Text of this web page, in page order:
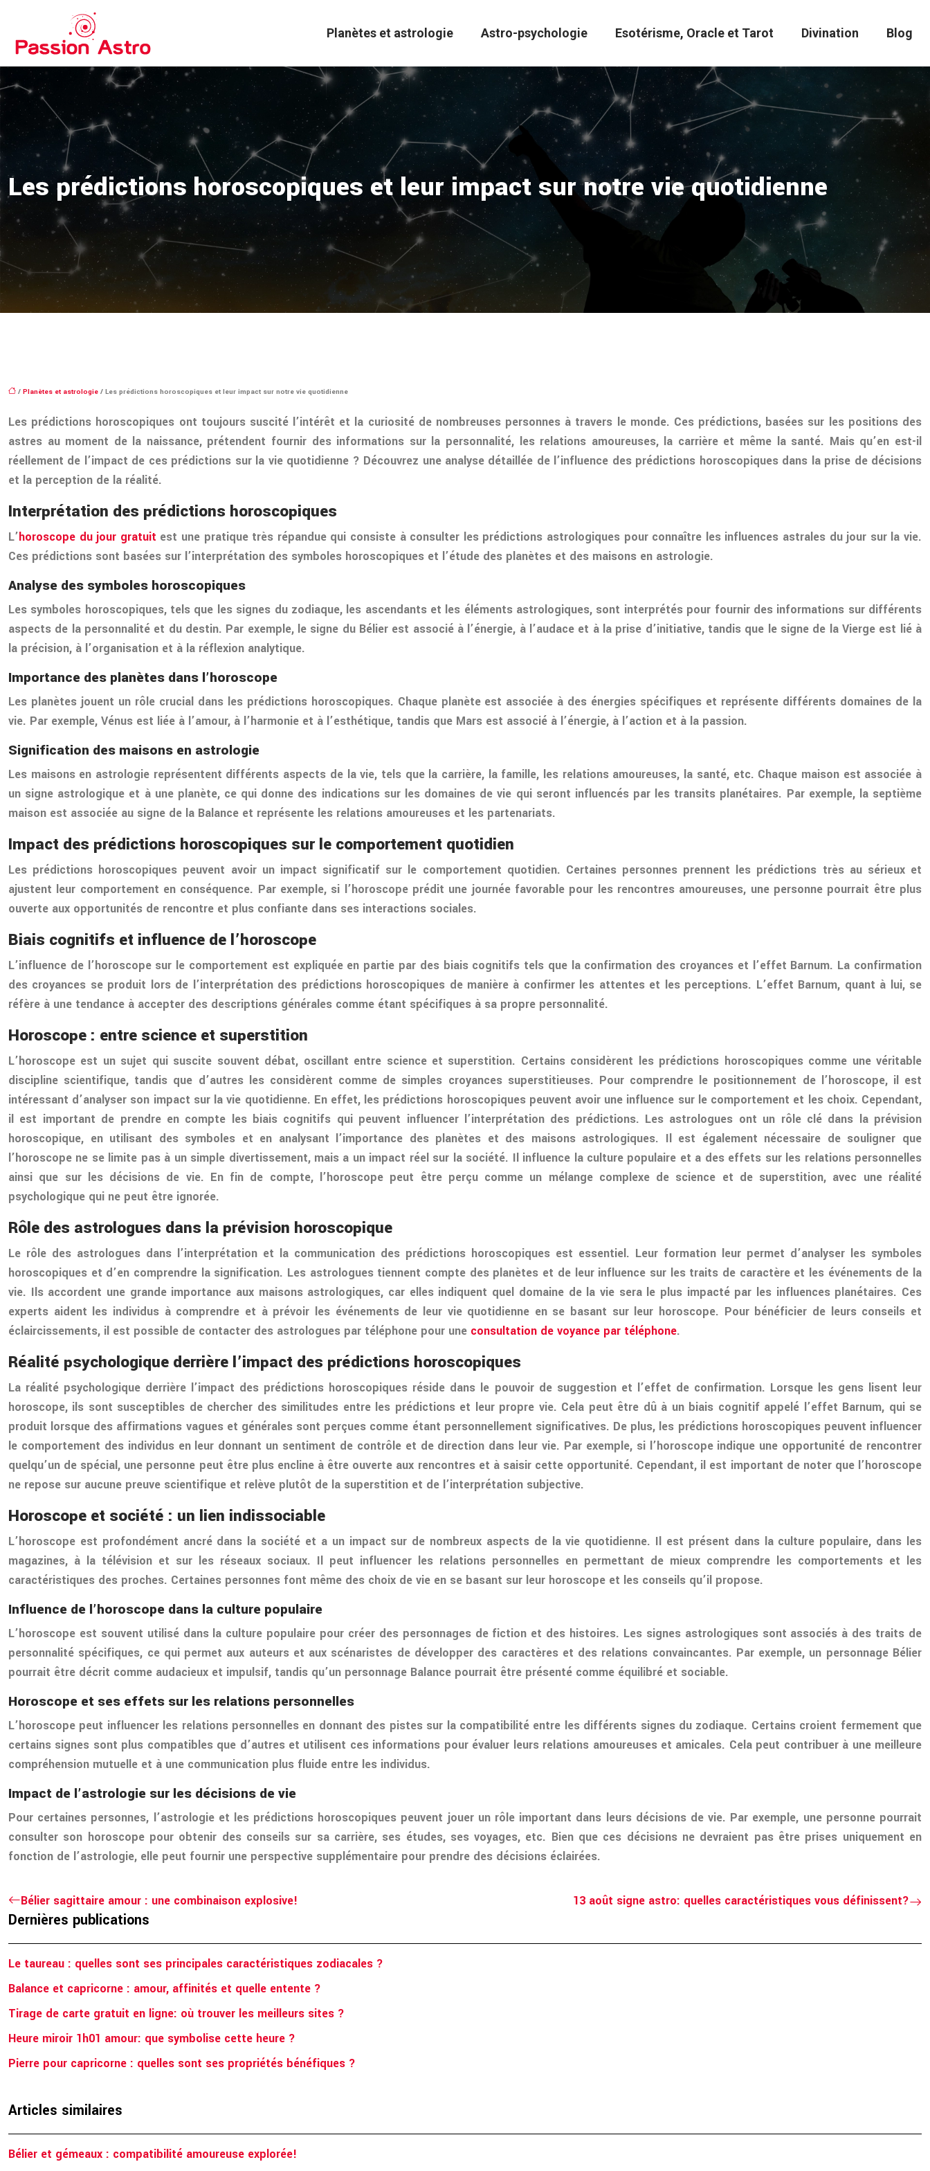
Planètes et astrologie Astro-psychologie Esotérisme, Oracle et Tarot Divination Blog
Les prédictions horoscopiques et leur impact sur notre vie quotidienne
/ Planètes et astrologie / Les prédictions horoscopiques et leur impact sur notre vie quotidienne
Les prédictions horoscopiques ont toujours suscité l’intérêt et la curiosité de nombreuses personnes à travers le monde. Ces prédictions, basées sur les positions des
astres au moment de la naissance, prétendent fournir des informations sur la personnalité, les relations amoureuses, la carrière et même la santé. Mais qu’en est-il
réellement de l’impact de ces prédictions sur la vie quotidienne ? Découvrez une analyse détaillée de l’influence des prédictions horoscopiques dans la prise de décisions
et la perception de la réalité.
Interprétation des prédictions horoscopiques
L’horoscope du jour gratuit est une pratique très répandue qui consiste à consulter les prédictions astrologiques pour connaître les influences astrales du jour sur la vie.
Ces prédictions sont basées sur l’interprétation des symboles horoscopiques et l’étude des planètes et des maisons en astrologie.
Analyse des symboles horoscopiques
Les symboles horoscopiques, tels que les signes du zodiaque, les ascendants et les éléments astrologiques, sont interprétés pour fournir des informations sur différents
aspects de la personnalité et du destin. Par exemple, le signe du Bélier est associé à l’énergie, à l’audace et à la prise d’initiative, tandis que le signe de la Vierge est lié à
la précision, à l’organisation et à la réflexion analytique.
Importance des planètes dans l’horoscope
Les planètes jouent un rôle crucial dans les prédictions horoscopiques. Chaque planète est associée à des énergies spécifiques et représente différents domaines de la
vie. Par exemple, Vénus est liée à l’amour, à l’harmonie et à l’esthétique, tandis que Mars est associé à l’énergie, à l’action et à la passion.
Signification des maisons en astrologie
Les maisons en astrologie représentent différents aspects de la vie, tels que la carrière, la famille, les relations amoureuses, la santé, etc. Chaque maison est associée à
un signe astrologique et à une planète, ce qui donne des indications sur les domaines de vie qui seront influencés par les transits planétaires. Par exemple, la septième
maison est associée au signe de la Balance et représente les relations amoureuses et les partenariats.
Impact des prédictions horoscopiques sur le comportement quotidien
Les prédictions horoscopiques peuvent avoir un impact significatif sur le comportement quotidien. Certaines personnes prennent les prédictions très au sérieux et
ajustent leur comportement en conséquence. Par exemple, si l’horoscope prédit une journée favorable pour les rencontres amoureuses, une personne pourrait être plus
ouverte aux opportunités de rencontre et plus confiante dans ses interactions sociales.
Biais cognitifs et influence de l’horoscope
L’influence de l’horoscope sur le comportement est expliquée en partie par des biais cognitifs tels que la confirmation des croyances et l’effet Barnum. La confirmation
des croyances se produit lors de l’interprétation des prédictions horoscopiques de manière à confirmer les attentes et les perceptions. L’effet Barnum, quant à lui, se
réfère à une tendance à accepter des descriptions générales comme étant spécifiques à sa propre personnalité.
Horoscope : entre science et superstition
L’horoscope est un sujet qui suscite souvent débat, oscillant entre science et superstition. Certains considèrent les prédictions horoscopiques comme une véritable
discipline scientifique, tandis que d’autres les considèrent comme de simples croyances superstitieuses. Pour comprendre le positionnement de l’horoscope, il est
intéressant d’analyser son impact sur la vie quotidienne. En effet, les prédictions horoscopiques peuvent avoir une influence sur le comportement et les choix. Cependant,
il est important de prendre en compte les biais cognitifs qui peuvent influencer l’interprétation des prédictions. Les astrologues ont un rôle clé dans la prévision
horoscopique, en utilisant des symboles et en analysant l’importance des planètes et des maisons astrologiques. Il est également nécessaire de souligner que
l’horoscope ne se limite pas à un simple divertissement, mais a un impact réel sur la société. Il influence la culture populaire et a des effets sur les relations personnelles
ainsi que sur les décisions de vie. En fin de compte, l’horoscope peut être perçu comme un mélange complexe de science et de superstition, avec une réalité
psychologique qui ne peut être ignorée.
Rôle des astrologues dans la prévision horoscopique
Le rôle des astrologues dans l’interprétation et la communication des prédictions horoscopiques est essentiel. Leur formation leur permet d’analyser les symboles
horoscopiques et d’en comprendre la signification. Les astrologues tiennent compte des planètes et de leur influence sur les traits de caractère et les événements de la
vie. Ils accordent une grande importance aux maisons astrologiques, car elles indiquent quel domaine de la vie sera le plus impacté par les influences planétaires. Ces
experts aident les individus à comprendre et à prévoir les événements de leur vie quotidienne en se basant sur leur horoscope. Pour bénéficier de leurs conseils et
éclaircissements, il est possible de contacter des astrologues par téléphone pour une consultation de voyance par téléphone.
Réalité psychologique derrière l’impact des prédictions horoscopiques
La réalité psychologique derrière l’impact des prédictions horoscopiques réside dans le pouvoir de suggestion et l’effet de confirmation. Lorsque les gens lisent leur
horoscope, ils sont susceptibles de chercher des similitudes entre les prédictions et leur propre vie. Cela peut être dû à un biais cognitif appelé l’effet Barnum, qui se
produit lorsque des affirmations vagues et générales sont perçues comme étant personnellement significatives. De plus, les prédictions horoscopiques peuvent influencer
le comportement des individus en leur donnant un sentiment de contrôle et de direction dans leur vie. Par exemple, si l’horoscope indique une opportunité de rencontrer
quelqu’un de spécial, une personne peut être plus encline à être ouverte aux rencontres et à saisir cette opportunité. Cependant, il est important de noter que l’horoscope
ne repose sur aucune preuve scientifique et relève plutôt de la superstition et de l’interprétation subjective.
Horoscope et société : un lien indissociable
L’horoscope est profondément ancré dans la société et a un impact sur de nombreux aspects de la vie quotidienne. Il est présent dans la culture populaire, dans les
magazines, à la télévision et sur les réseaux sociaux. Il peut influencer les relations personnelles en permettant de mieux comprendre les comportements et les
caractéristiques des proches. Certaines personnes font même des choix de vie en se basant sur leur horoscope et les conseils qu’il propose.
Influence de l’horoscope dans la culture populaire
L’horoscope est souvent utilisé dans la culture populaire pour créer des personnages de fiction et des histoires. Les signes astrologiques sont associés à des traits de
personnalité spécifiques, ce qui permet aux auteurs et aux scénaristes de développer des caractères et des relations convaincantes. Par exemple, un personnage Bélier
pourrait être décrit comme audacieux et impulsif, tandis qu’un personnage Balance pourrait être présenté comme équilibré et sociable.
Horoscope et ses effets sur les relations personnelles
L’horoscope peut influencer les relations personnelles en donnant des pistes sur la compatibilité entre les différents signes du zodiaque. Certains croient fermement que
certains signes sont plus compatibles que d’autres et utilisent ces informations pour évaluer leurs relations amoureuses et amicales. Cela peut contribuer à une meilleure
compréhension mutuelle et à une communication plus fluide entre les individus.
Impact de l’astrologie sur les décisions de vie
Pour certaines personnes, l’astrologie et les prédictions horoscopiques peuvent jouer un rôle important dans leurs décisions de vie. Par exemple, une personne pourrait
consulter son horoscope pour obtenir des conseils sur sa carrière, ses études, ses voyages, etc. Bien que ces décisions ne devraient pas être prises uniquement en
fonction de l’astrologie, elle peut fournir une perspective supplémentaire pour prendre des décisions éclairées.
Bélier sagittaire amour : une combinaison explosive! 13 août signe astro: quelles caractéristiques vous définissent?
Dernières publications
Le taureau : quelles sont ses principales caractéristiques zodiacales ?
Balance et capricorne : amour, affinités et quelle entente ?
Tirage de carte gratuit en ligne: où trouver les meilleurs sites ?
Heure miroir 1h01 amour: que symbolise cette heure ?
Pierre pour capricorne : quelles sont ses propriétés bénéfiques ?
Articles similaires
Bélier et gémeaux : compatibilité amoureuse explorée!